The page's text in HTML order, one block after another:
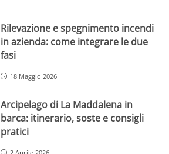
Rilevazione e spegnimento incendi
in azienda: come integrare le due
fasi
18 Maggio 2026
Arcipelago di La Maddalena in
barca: itinerario, soste e consigli
pratici